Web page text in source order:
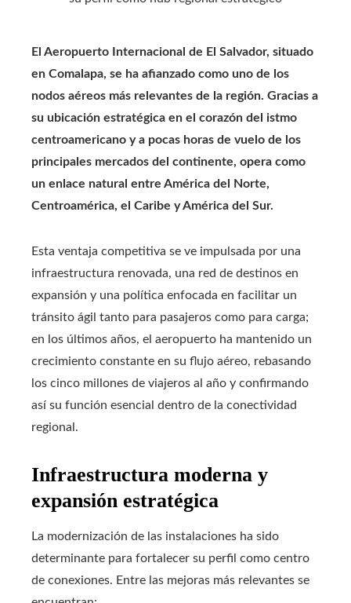
El Aeropuerto Internacional de El Salvador, situado
en Comalapa, se ha afianzado como uno de los
nodos aéreos más relevantes de la región. Gracias a
su ubicación estratégica en el corazón del istmo
centroamericano y a pocas horas de vuelo de los
principales mercados del continente, opera como
un enlace natural entre América del Norte,
Centroamérica, el Caribe y América del Sur.
Esta ventaja competitiva se ve impulsada por una
infraestructura renovada, una red de destinos en
expansión y una política enfocada en facilitar un
tránsito ágil tanto para pasajeros como para carga;
en los últimos años, el aeropuerto ha mantenido un
crecimiento constante en su flujo aéreo, rebasando
los cinco millones de viajeros al año y confirmando
así su función esencial dentro de la conectividad
regional.
Infraestructura moderna y
expansión estratégica
La modernización de las instalaciones ha sido
determinante para fortalecer su perfil como centro
de conexiones. Entre las mejoras más relevantes se